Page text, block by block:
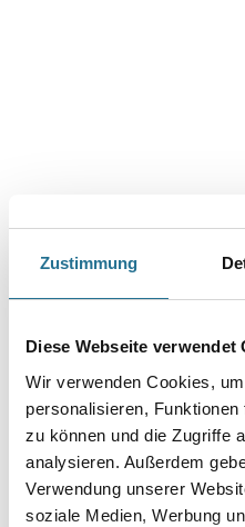
Zustimmung
Diese Webseite verwendet
Wir verwenden Cookies,
personalisieren,
zu können und die Zugriffe
analysieren. Außerdem
Verwendung unserer
soziale Medien, Werbung
PRODUKTEIGENSCHAFTEN
Produkteigenschaft
- Geruchsneutral
- Ideal für Wohnräume, Schlaf-
- Vernichtet Schimmel, Algen
Achtung